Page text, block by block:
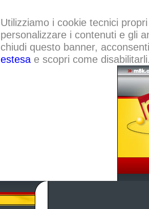
Utilizziamo i cookie tecnici
personalizzare i contenuti e gli
chiudi questo banner,
estesae scopri come